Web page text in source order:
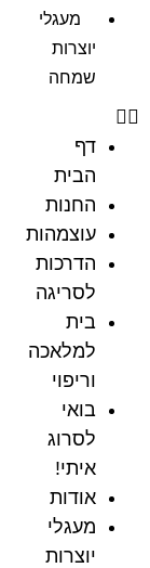
מעגלי
יוצרות
שמחה
דף
הבית
החנות
עוצמהות
הדרכות
לסריגה
בית
למלאכה
וריפוי
בואי
לסרוג
איתי!
אודות
מעגלי
יוצרות